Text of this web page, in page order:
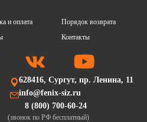
и оплата
Порядок возврата
Контакты
628416, Сургут, пр. Ленина, 11
info@fenix-siz.ru
8 (800) 700-60-24
(звонок по РФ бесплатный)